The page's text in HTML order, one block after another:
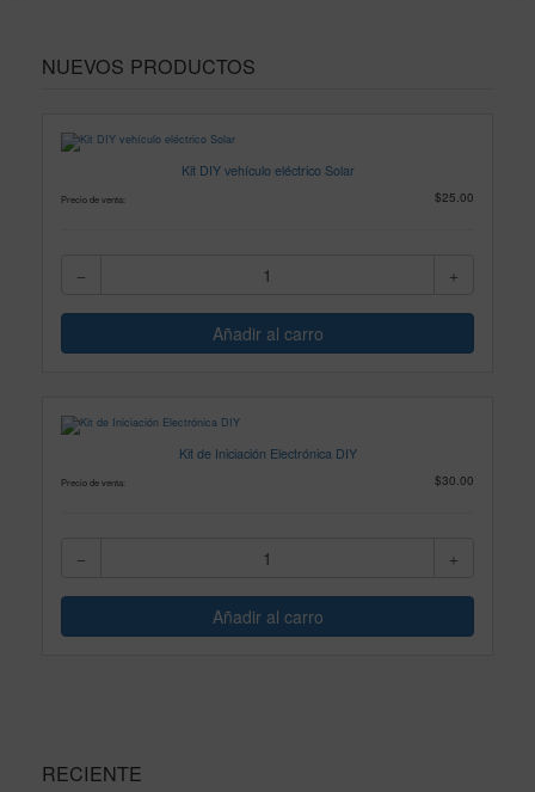
NUEVOS PRODUCTOS
Kit DIY vehículo eléctrico Solar
Precio de venta: $25.00
Kit de Iniciación Electrónica DIY
Precio de venta: $30.00
RECIENTE